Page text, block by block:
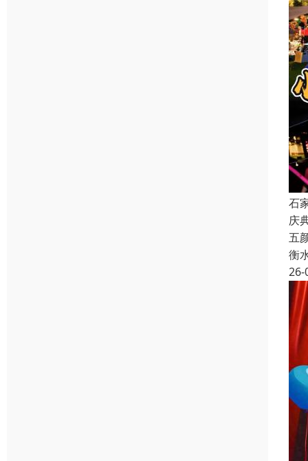
石
庆
五
衡
26-